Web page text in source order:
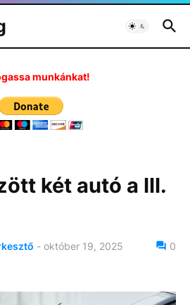
munkánkat!
két autó a III.
- október 19, 2025 0